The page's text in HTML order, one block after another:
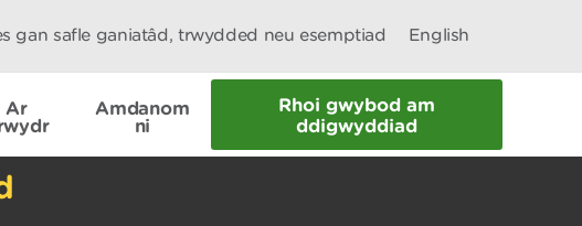
gan safle ganiatâd, trwydded neu esemptiad English
Ar
Amdanom
ni
Rhoi gwybod am
ddigwyddiad